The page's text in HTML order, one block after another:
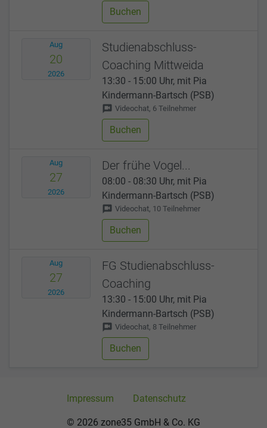
Buchen
Aug
20
2026
Studienabschluss-
Coaching Mittweida
13:30 - 15:00 Uhr, mit Pia
Kindermann-Bartsch (PSB)
voice_chat Videochat, 6 Teilnehmer
Buchen
Aug
27
2026
Der frühe Vogel...
08:00 - 08:30 Uhr, mit Pia
Kindermann-Bartsch (PSB)
voice_chat Videochat, 10 Teilnehmer
Buchen
Aug
27
2026
FG Studienabschluss-
Coaching
13:30 - 15:00 Uhr, mit Pia
Kindermann-Bartsch (PSB)
voice_chat Videochat, 8 Teilnehmer
Buchen
Impressum Datenschutz
© 2026 zone35 GmbH & Co. KG